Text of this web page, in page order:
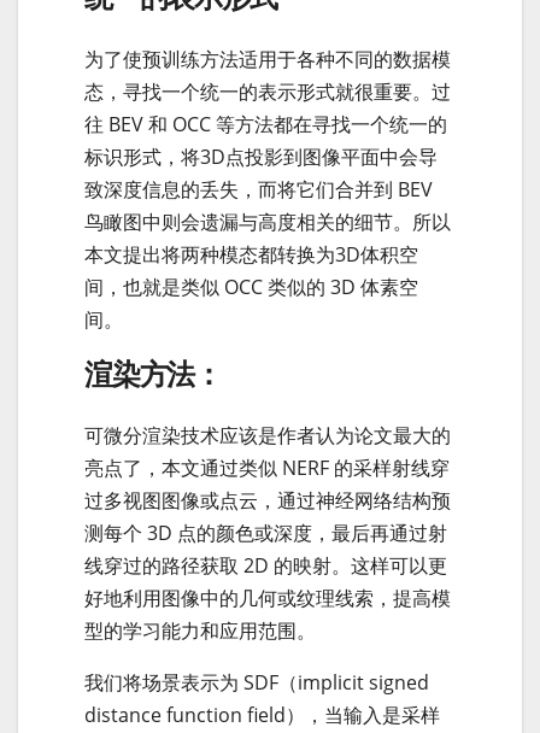
为了使预训练方法适用于各种不同的数据模
态，寻找一个统一的表示形式就很重要。过
往 BEV 和 OCC 等方法都在寻找一个统一的
标识形式，将3D点投影到图像平面中会导
致深度信息的丢失，而将它们合并到 BEV
鸟瞰图中则会遗漏与高度相关的细节。所以
本文提出将两种模态都转换为3D体积空
间，也就是类似 OCC 类似的 3D 体素空
间。
渲染方法：
可微分渲染技术应该是作者认为论文最大的
亮点了，本文通过类似 NERF 的采样射线穿
过多视图图像或点云，通过神经网络结构预
测每个 3D 点的颜色或深度，最后再通过射
线穿过的路径获取 2D 的映射。这样可以更
好地利用图像中的几何或纹理线索，提高模
型的学习能力和应用范围。
我们将场景表示为 SDF（implicit signed
distance function field），当输入是采样